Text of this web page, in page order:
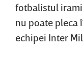
fotbalistul
nu poate pleca
echipei Inter